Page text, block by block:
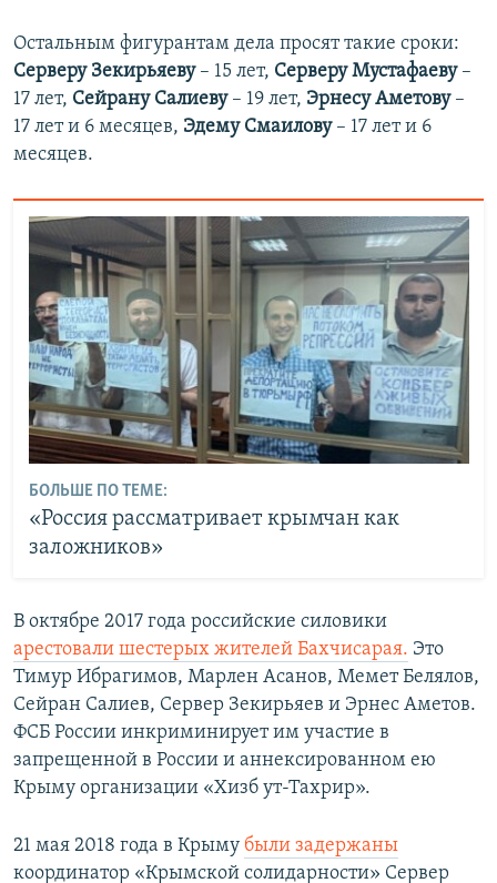
Остальным фигурантам дела просят такие сроки:
Серверу Зекирьяеву– 15 лет, Серверу Мустафаеву –
17 лет, Сейрану Салиеву– 19 лет, Эрнесу Аметову–
17 лет и 6 месяцев, Эдему Смаилову– 17 лет и 6
месяцев.
БОЛЬШЕ ПО ТЕМЕ:
«Россия рассматривает крымчан как
заложников»
В октябре 2017 года российские силовики
арестовали шестерых жителей Бахчисарая. Это
Тимур Ибрагимов, Марлен Асанов, Мемет Белялов,
Сейран Салиев, Сервер Зекирьяев и Эрнес Аметов.
ФСБ России инкриминирует им участие в
запрещенной в России и аннексированном ею
Крыму организации «Хизб ут-Тахрир».
​21 мая 2018 года в Крыму были задержаны
координатор «Крымской солидарности» Сервер